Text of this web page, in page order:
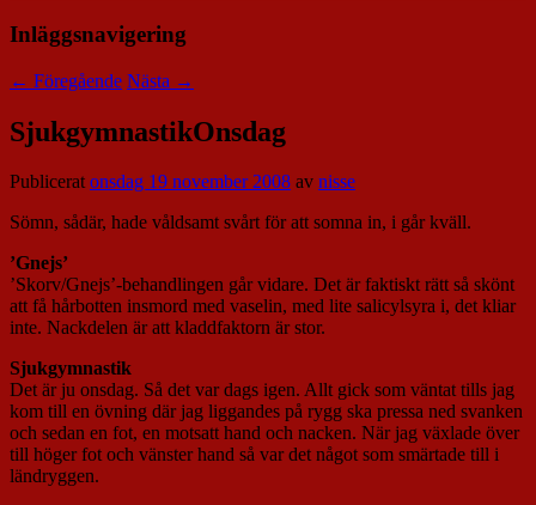
Inläggsnavigering
← Föregående Nästa →
SjukgymnastikOnsdag
Publiceratonsdag 19 november 2008 av nisse
Sömn, sådär, hade våldsamt svårt för att somna in, i går kväll.
’Gnejs’
’Skorv/Gnejs’-behandlingen går vidare. Det är faktiskt rätt så skönt
att få hårbotten insmord med vaselin, med lite salicylsyra i, det kliar
inte. Nackdelen är att kladdfaktorn är stor.
Sjukgymnastik
Det är ju onsdag. Så det var dags igen. Allt gick som väntat tills jag
kom till en övning där jag liggandes på rygg ska pressa ned svanken
och sedan en fot, en motsatt hand och nacken. När jag växlade över
till höger fot och vänster hand så var det något som smärtade till i
ländryggen.